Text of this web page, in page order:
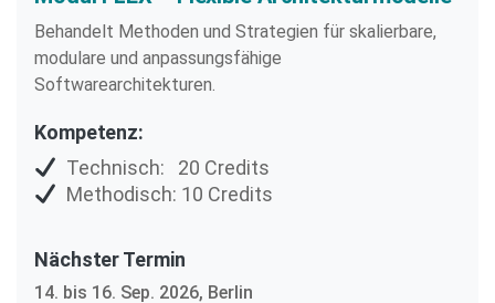
Behandelt Methoden und Strategien für skalierbare,
modulare und anpassungsfähige
Softwarearchitekturen.
Kompetenz:
Technisch: 20 Credits
Methodisch: 10 Credits
Nächster Termin
14. bis 16. Sep. 2026, Berlin